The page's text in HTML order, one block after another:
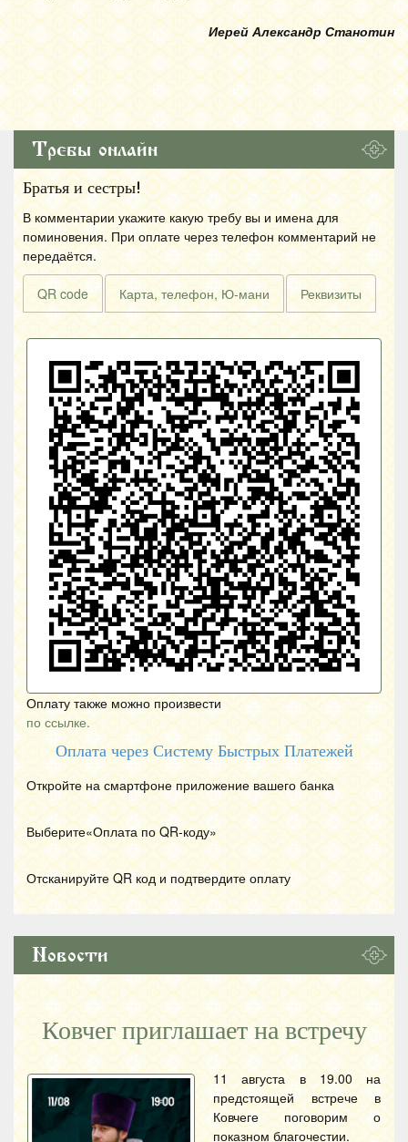
Иерей Александр Станотин
Требы онлайн
Братья и сестры!
В комментарии укажите какую требу вы и имена для
поминовения. При оплате через телефон комментарий не
передаётся.
QR code Карта, телефон, Ю-мани Реквизиты
Оплату также можно произвести
по ссылке.
Оплата через Систему Быстрых Платежей
Откройте на смартфоне приложение вашего банка
Выберите«Оплата по QR-коду»
Отсканируйте QR код и подтвердите оплату
Новости
Ковчег приглашает на встречу
11 августа в 19.00 на
предстоящей встрече в
Ковчеге поговорим о
показном благочестии.